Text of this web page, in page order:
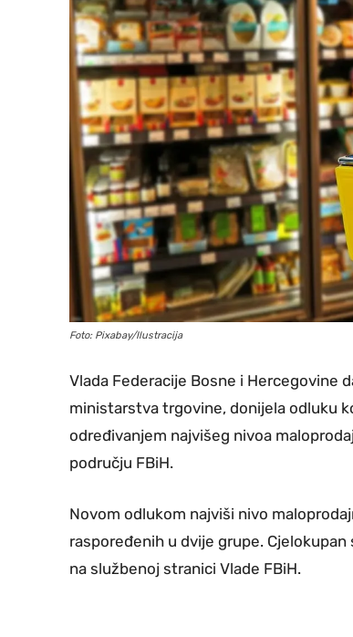
Foto: Pixabay/Ilustracija
Vlada Federacije Bosne i Hercegovine
ministarstva trgovine, donijela odluku
određivanjem najvišeg nivoa
području FBiH.
Novom odlukom najviši nivo
raspoređenih u dvije grupe.
na službenoj stranici Vlade FBiH.